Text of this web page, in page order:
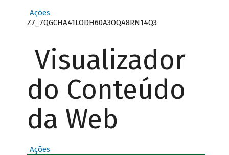
Ações
Z7_7QGCHA41LODH60A3OQA8RN14Q3
Visualizador
do Conteúdo
da Web
Ações